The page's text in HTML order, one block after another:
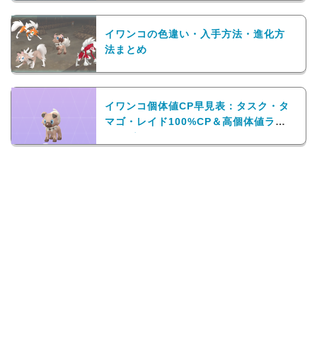
イワンコの色違い・入手方法・進化方
法まとめ
イワンコ個体値CP早見表：タスク・タ
マゴ・レイド100%CP＆高個体値ラン